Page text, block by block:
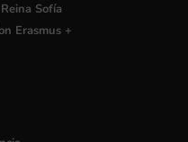
Sofía
Erasmus +